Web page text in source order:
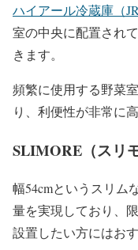
ハイアール冷蔵庫（
室の中央に配置され
きます。
頻繁に使用する野菜
り、利便性が非常に
SLIMORE（スリ
幅54cmというスリム
量を実現しており、
設置したい方にはおす